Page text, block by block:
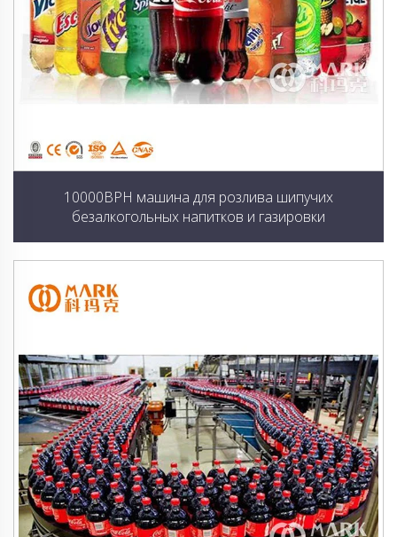
10000BPH машина для розлива шипучих
безалкогольных напитков и газировки